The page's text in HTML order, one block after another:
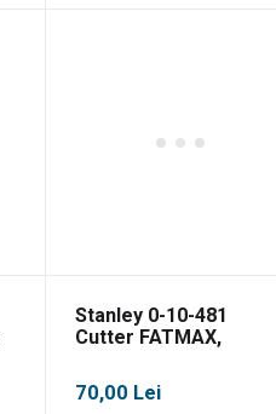
Stanley 0-10-481
Cutter FATMAX,
70,00 Lei